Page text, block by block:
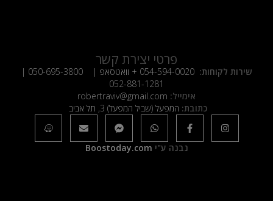
פרטי יצירת קשר
שירות לקוחות: 054-594-0020 + וואטסאפ | 050-695-3800
|
052-881-1281
אימייל: robertraviv@gmail.com
כתובת: המפעל (שביל המפעל) 3, תל אביב
נבנה ע"י Boostoday.com